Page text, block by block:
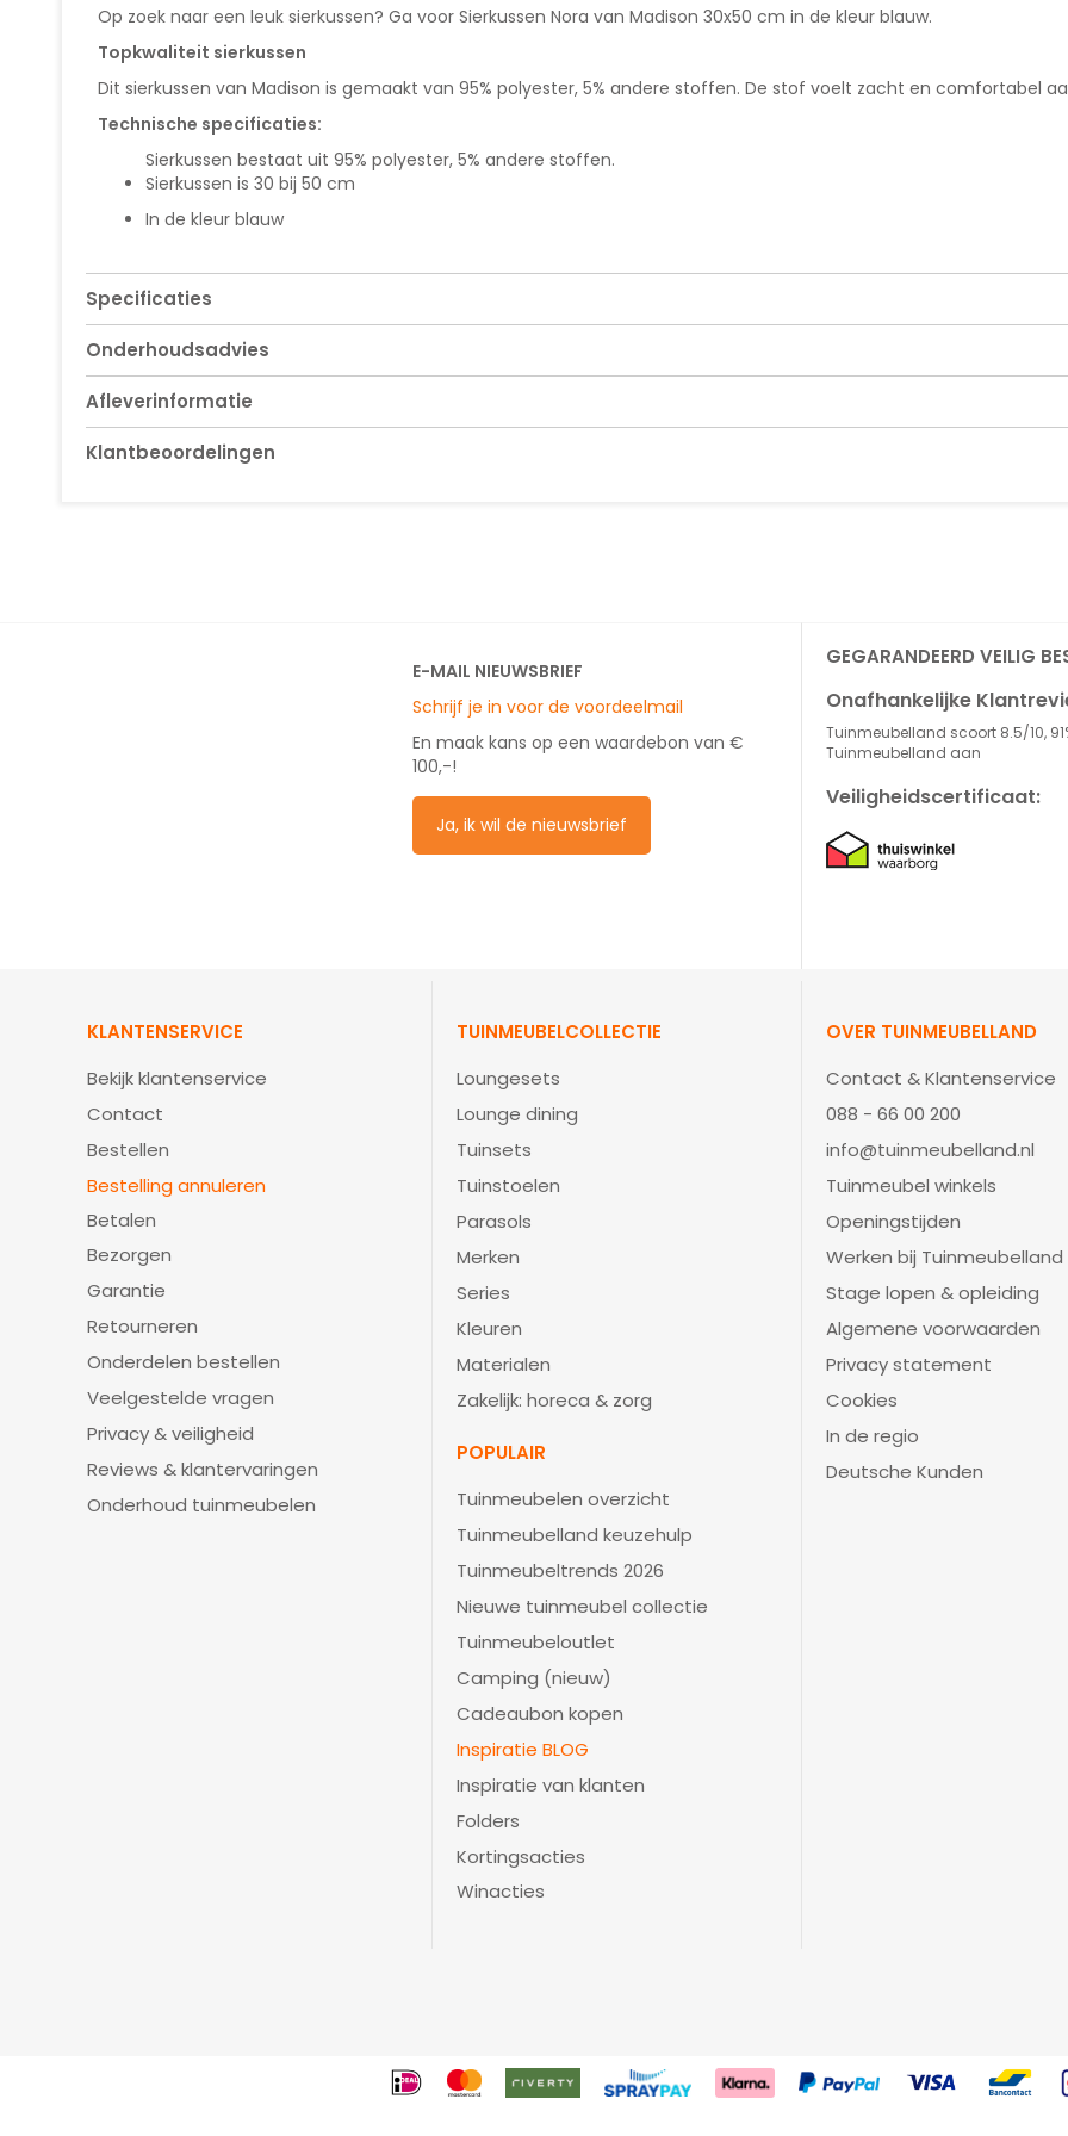
afbeeldingen-
Op zoek naar een leuk sierkussen? Ga voor Sierkussen Nora van Madison 30x50 cm in de kleur blauw.
Topkwaliteit sierkussen
Dit sierkussen van Madison is gemaakt van 95% polyester, 5% andere stoffen. De stof voelt zacht en comfortabel
Technische specificaties:
Sierkussen bestaat uit 95% polyester, 5% andere stoffen.
Sierkussen is 30 bij 50 cm
In de kleur blauw
Specificaties
Onderhoudsadvies
Afleverinformatie
Klantbeoordelingen
E-MAIL NIEUWSBRIEF
Schrijf je in voor de voordeelmail
En maak kans op een waardebon van €
100,-!
Ja, ik wil de nieuwsbrief
GEGARANDEERD VEILIG
Onafhankelijke
Tuinmeubelland scoort 8.5/10,
Tuinmeubelland aan
Veiligheidscertificaat:
KLANTENSERVICE
Bekijk klantenservice
Contact
Bestellen
Bestelling annuleren
Betalen
Bezorgen
Garantie
Retourneren
Onderdelen bestellen
Veelgestelde vragen
Privacy & veiligheid
Reviews & klantervaringen
Onderhoud tuinmeubelen
TUINMEUBELCOLLECTIE
Loungesets
Lounge dining
Tuinsets
Tuinstoelen
Parasols
Merken
Series
Kleuren
Materialen
Zakelijk: horeca & zorg
POPULAIR
Tuinmeubelen overzicht
Tuinmeubelland keuzehulp
Tuinmeubeltrends 2026
Nieuwe tuinmeubel collectie
Tuinmeubeloutlet
Camping (nieuw)
Cadeaubon kopen
Inspiratie BLOG
Inspiratie van klanten
Folders
Kortingsacties
Winacties
OVER TUINMEUBELLAND
Contact & Klantenservice
088 - 66 00 200
info@tuinmeubelland.nl
Tuinmeubel winkels
Openingstijden
Werken bij Tuinmeubelland
Stage lopen & opleiding
Algemene voorwaarden
Privacy statement
Cookies
In de regio
Deutsche Kunden